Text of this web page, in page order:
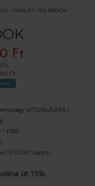
» OAKLEY HOLBROOK
Ft
Ft
; VITORLÁZÁS /
;
F555
PRIZM Sapph
út 17/b.